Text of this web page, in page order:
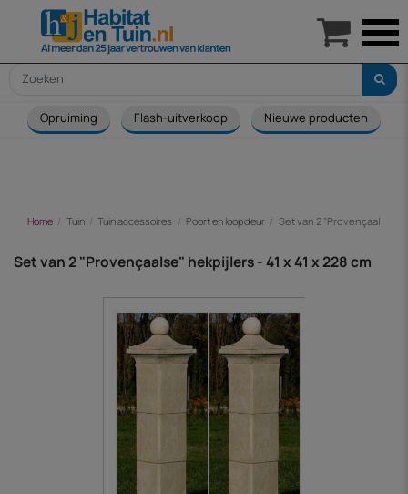
Opruiming Flash-uitverkoop Nieuwe producten
Home Tuin Tuin accessoires Poort en loopdeur Set van 2 "Provençaalse"
Set van 2 "Provençaalse" hekpijlers - 41 x 41 x 228 cm
